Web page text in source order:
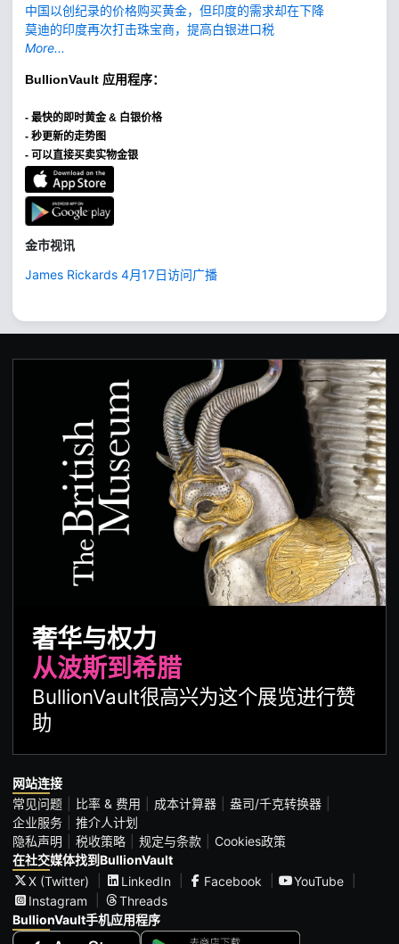
中国以创纪录的价格购买黄金，但印度的需求却在下降
莫迪的印度再次打击珠宝商，提高白银进口税
More...
BullionVault 应用程序：
- 最快的即时黄金 & 白银价格
- 秒更新的走势图
- 可以直接买卖实物金银
金市视讯
James Rickards 4月17日访问广播
奢华与权力
从波斯到希腊
BullionVault很高兴为这个展览进行赞
助
网站连接
常见问题
比率 & 费用 成本计算器
盎司/千克转换器
企业服务
推介人计划
隐私声明
税收策略 规定与条款
Cookies政策
在社交媒体找到BullionVault
X (Twitter)
LinkedIn Facebook
YouTube
Instagram
Threads
BullionVault手机应用程序